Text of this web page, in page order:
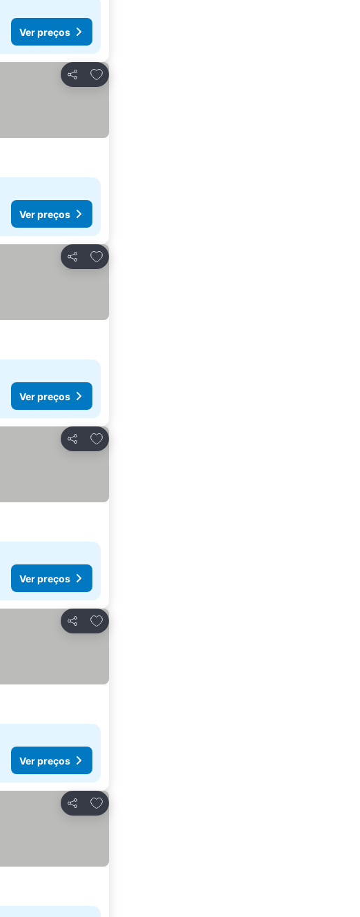
Ver preços
Partilhar
Adicionar aos favoritos
Ver preços
Partilhar
Adicionar aos favoritos
Ver preços
Partilhar
Adicionar aos favoritos
Ver preços
Partilhar
Adicionar aos favoritos
Ver preços
Partilhar
Adicionar aos favoritos